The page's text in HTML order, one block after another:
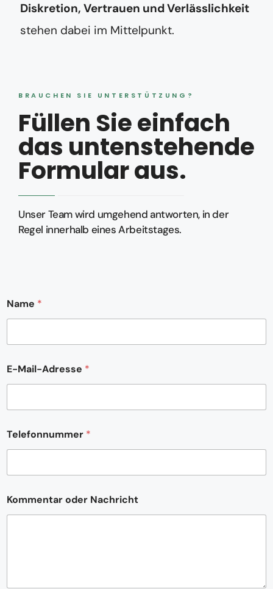
Diskretion, Vertrauen und Verlässlichkeit
stehen dabei im Mittelpunkt.
BRAUCHEN SIE UNTERSTÜTZUNG?
Füllen Sie einfach
das untenstehende
Formular aus.
Unser Team wird umgehend antworten, in der
Regel innerhalb eines Arbeitstages.
Name *
E-Mail-Adresse *
Telefonnummer *
-
M
Kommentar oder Nachricht